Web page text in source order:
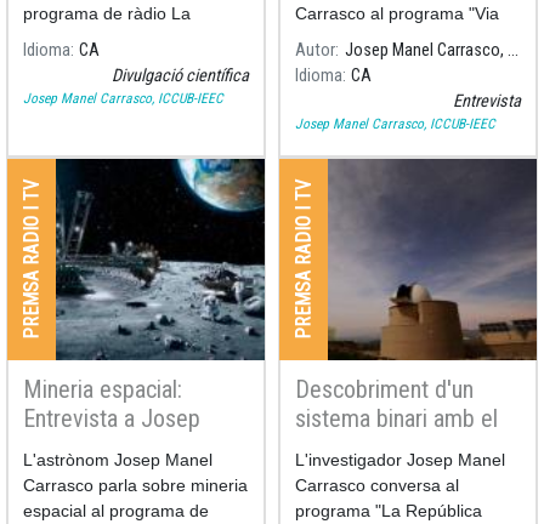
programa de ràdio La
República Santboiana de
Ràdio Sant Boi, la detecció
de fosfà a l'atmosfera de
Idioma CA
Divulgació científica
Josep Manel Carrasco, ICCUB-IEEC
Carrasco al programa "Via
Lliure" a RAC1, amb el motiu
del llançament de la nau
"Dragon Endeavour" de la
NASA i SpaceX.
Autor
Josep Manel Carrasco, ICCUB-IEEC
Idioma CA
Entrevista
Josep Manel Carrasco, ICCUB-IEEC
PREMSA RADIO I TV
Mineria espacial:
Entrevista a Josep
Manel Carrasco
L'astrònom Josep Manel
Carrasco parla sobre mineria
espacial al programa de
PREMSA RADIO I TV
Descobriment d'un
sistema binari amb el
telescopi Joan Oró
L'investigador Josep Manel
Carrasco conversa al
programa "La República